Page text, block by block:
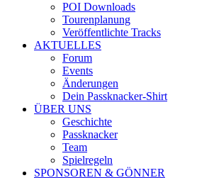
POI Downloads
Tourenplanung
Veröffentlichte Tracks
AKTUELLES
Forum
Events
Änderungen
Dein Passknacker-Shirt
ÜBER UNS
Geschichte
Passknacker
Team
Spielregeln
SPONSOREN & GÖNNER